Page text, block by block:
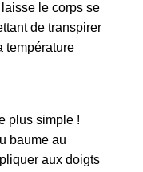
le corps se
de transpirer
température
plus simple !
baume au
aux doigts